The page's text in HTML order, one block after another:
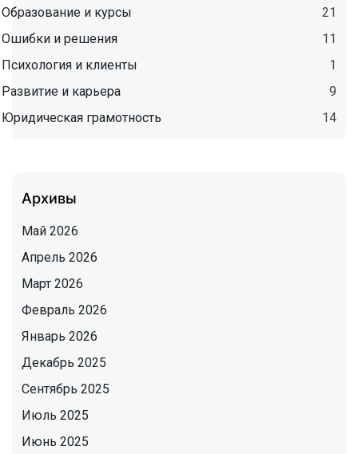
Образование и курсы
21
Ошибки и решения
11
Психология и клиенты
1
Развитие и карьера
9
Юридическая грамотность
14
Архивы
Май 2026
Апрель 2026
Март 2026
Февраль 2026
Январь 2026
Декабрь 2025
Сентябрь 2025
Июль 2025
Июнь 2025